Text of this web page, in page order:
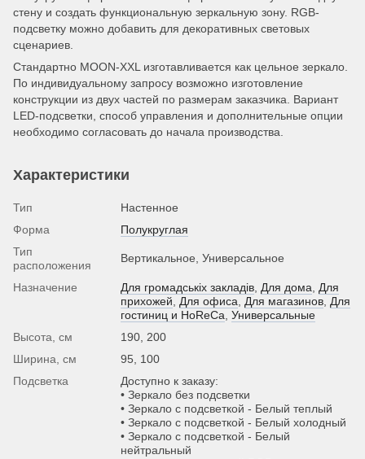
стену и создать функциональную зеркальную зону. RGB-
подсветку можно добавить для декоративных световых
сценариев.
Стандартно MOON-XXL изготавливается как цельное зеркало.
По индивидуальному запросу возможно изготовление
конструкции из двух частей по размерам заказчика. Вариант
LED-подсветки, способ управления и дополнительные опции
необходимо согласовать до начала производства.
Характеристики
Тип
Настенное
Форма
Полукруглая
Тип
расположения
Вертикальное, Универсальное
Назначение Для громадськіх закладів, Для дома, Для
прихожей, Для офиса, Для магазинов, Для
гостиниц и HoReCa, Универсальные
Высота, см
190, 200
Ширина, см
95, 100
Подсветка
Доступно к заказу:
• Зеркало без подсветки
• Зеркало с подсветкой - Белый теплый
• Зеркало с подсветкой - Белый холодный
• Зеркало с подсветкой - Белый
нейтральный